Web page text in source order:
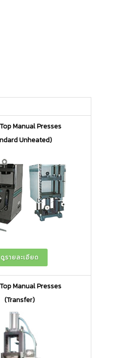
Manual Presses
Unheated)
ดูรายละเอียด
Manual Presses
(Transfer)